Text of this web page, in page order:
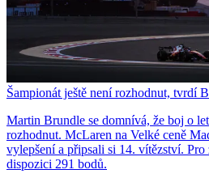
Šampionát ještě není rozhodnut, tvrdí
Martin Brundle se domnívá, že boj o
rozhodnut. McLaren na Velké ceně
vylepšení a připsali si 14. vítězství.
dispozici 291 bodů.